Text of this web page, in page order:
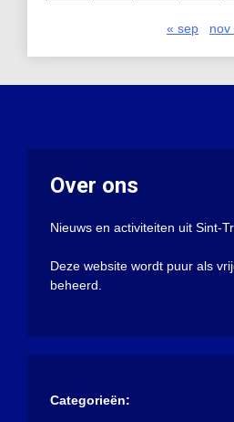
« sep nov
Over ons
Nieuws en activiteiten uit Sint-
Deze website wordt puur als
beheerd.
Categorieën: